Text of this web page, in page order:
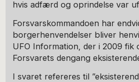
hvis adfærd og oprindelse var
Forsvarskommandoen har
borgerhenvendelser bliver
UFO Information, der i 2009 fik
Forsvarets dengang
I svaret refereres til